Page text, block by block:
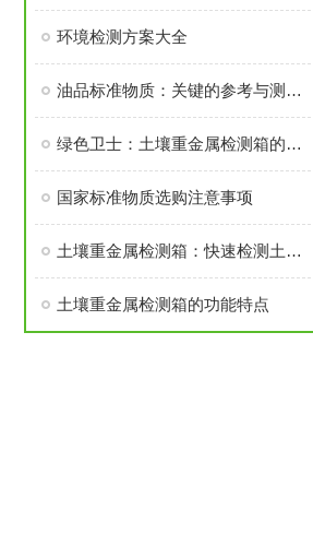
环境检测方案大全
油品标准物质：关键的参考与测量工具
绿色卫士：土壤重金属检测箱的环保使命
国家标准物质选购注意事项
土壤重金属检测箱：快速检测土壤中重金属的仪器
土壤重金属检测箱的功能特点